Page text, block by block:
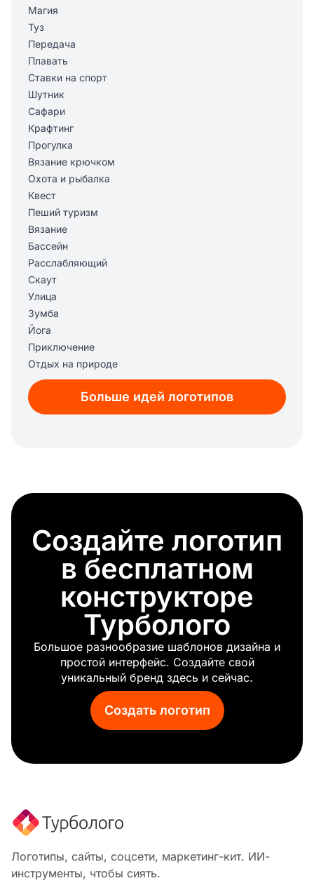
Магия
Туз
Передача
Плавать
Ставки на спорт
Шутник
Сафари
Крафтинг
Прогулка
Вязание крючком
Охота и рыбалка
Квест
Пеший туризм
Вязание
Бассейн
Расслабляющий
Скаут
Улица
Зумба
Йога
Приключение
Отдых на природе
Слизь
Подводное плавание с аквалангом
Шитье
Больше идей логотипов
Создайте логотип
в бесплатном
конструкторе
Турболого
Большое разнообразие шаблонов дизайна и
простой интерфейс. Создайте свой
уникальный бренд здесь и сейчас.
Создать логотип
Логотипы, сайты, соцсети, маркетинг-кит. ИИ-
инструменты, чтобы сиять.